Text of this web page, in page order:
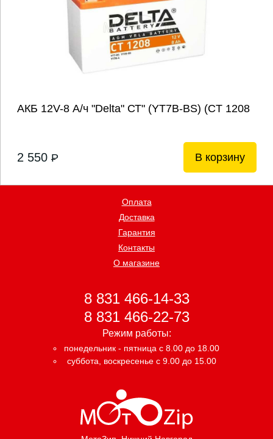
АКБ 12V-8 А/ч "Delta" СТ" (YT7B-BS) (CT 1208
2 550 P В корзину
Оплата
Доставка
Гарантия
Контакты
О магазине
8 831 466-14-33
8 831 466-22-73
Режим работы:
понедельник - пятница с 8.00 до 18.00
суббота, воскресенье с 9.00 до 15.00